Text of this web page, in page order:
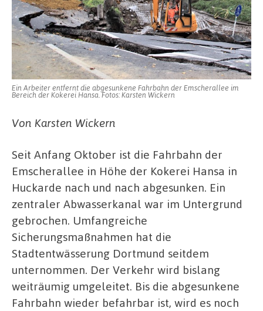
Ein Arbeiter entfernt die abgesunkene Fahrbahn der Emscherallee im
Bereich der Kokerei Hansa. Fotos: Karsten Wickern
Von Karsten Wickern
Seit Anfang Oktober ist die Fahrbahn der
Emscherallee in Höhe der Kokerei Hansa in
Huckarde nach und nach abgesunken. Ein
zentraler Abwasserkanal war im Untergrund
gebrochen. Umfangreiche
Sicherungsmaßnahmen hat die
Stadtentwässerung Dortmund seitdem
unternommen. Der Verkehr wird bislang
weiträumig umgeleitet. Bis die abgesunkene
Fahrbahn wieder befahrbar ist, wird es noch